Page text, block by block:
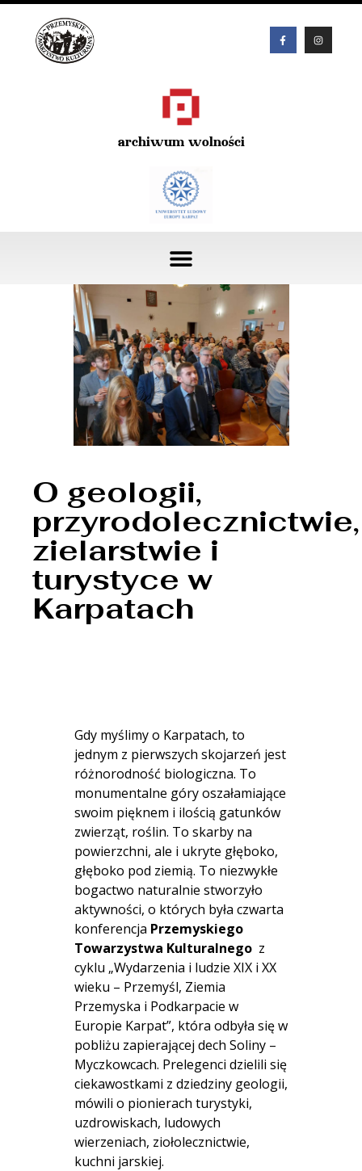
archiwum wolności
O geologii,
przyrodolecznictwie,
zielarstwie i
turystyce w
Karpatach
Gdy myślimy o Karpatach, to
jednym z pierwszych skojarzeń jest
różnorodność biologiczna. To
monumentalne góry oszałamiające
swoim pięknem i ilością gatunków
zwierząt, roślin. To skarby na
powierzchni, ale i ukryte głęboko,
głęboko pod ziemią. To niezwykłe
bogactwo naturalnie stworzyło
aktywności, o których była czwarta
konferencja Przemyskiego
Towarzystwa Kulturalnego z
cyklu „Wydarzenia i ludzie XIX i XX
wieku – Przemyśl, Ziemia
Przemyska i Podkarpacie w
Europie Karpat”, która odbyła się w
pobliżu zapierającej dech Soliny –
Myczkowcach. Prelegenci dzielili się
ciekawostkami z dziedziny geologii,
mówili o pionierach turystyki,
uzdrowiskach, ludowych
wierzeniach, ziołolecznictwie,
kuchni jarskiej.